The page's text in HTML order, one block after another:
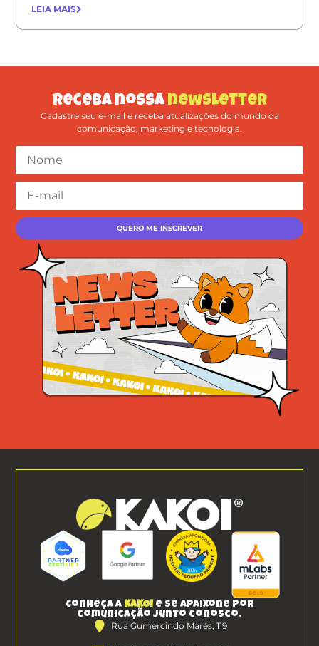
LEIA MAIS
Receba nossa newsletter
Cadastre seu e-mail e receba atualizações do mundo da
comunicação, marketing e tecnologia.
Conheça a KAKOI e se apaixone por
comunicação junto conosco.
Rua Gumercindo Marés, 119